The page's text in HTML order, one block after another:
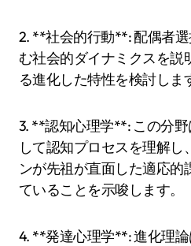
2. **社会的行動**: 配偶者
む社会的ダイナミクスを説
る進化した特性を検討しま
3. **認知心理学**: この分
して認知プロセスを理解
ンが先祖が直面した適応的
ていることを示唆します。
4. **発達心理学**: 進化理論